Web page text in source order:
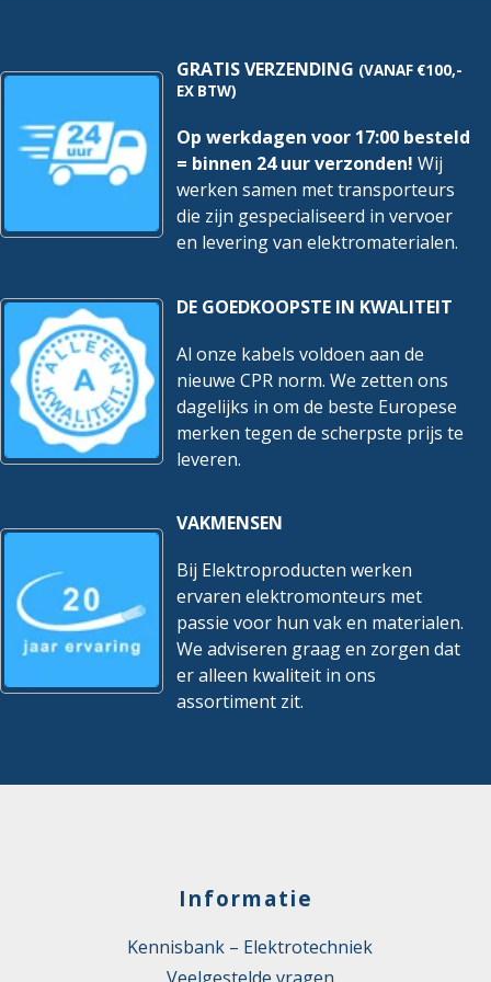
13501-6:
corrosiviteit/zuurgraad
a3
Eurobrandklasse volgens EN
13501-6: rookontwikkeling
s2
Functiebehoud Nee
Gecertificeerd voor
luchthaven
Nee
Gecertificeerd voor
scheepsapplicaties
Geleidende coating Nee
Geleider langswaterdicht Nee
Geleidermateriaal
hoogspanningskabel
Nee
Geschikt als installatiekabel Ja
Geschikt als
middenspanningskabel
Nee
60754-2
Nee
Isolatiebehoud Nee
GRATIS VERZENDING (VANAF €100,-
EX BTW)
Op werkdagen voor 17:00 besteld
= binnen 24 uur verzonden! Wij
werken samen met transporteurs
die zijn gespecialiseerd in vervoer
en levering van elektromaterialen.
DE GOEDKOOPSTE IN KWALITEIT
Al onze kabels voldoen aan de
nieuwe CPR norm. We zetten ons
dagelijks in om de beste Europese
merken tegen de scherpste prijs te
leveren.
VAKMENSEN
Bij Elektroproducten werken
ervaren elektromonteurs met
passie voor hun vak en materialen.
We adviseren graag en zorgen dat
er alleen kwaliteit in ons
assortiment zit.
Informatie
Kennisbank – Elektrotechniek